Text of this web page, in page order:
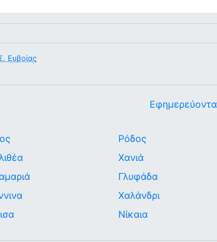
Ευβοίας
Ρόδος
Χανιά
Γλυφάδα
Χαλάνδρι
Νίκαια